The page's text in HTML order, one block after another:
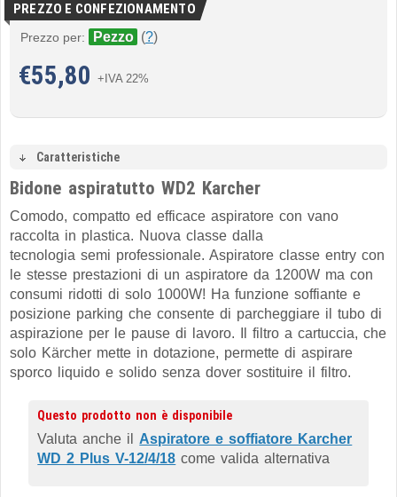
PREZZO E CONFEZIONAMENTO
Prezzo per: Pezzo (?)
€55,80 +IVA 22%
Caratteristiche
Bidone aspiratutto WD2 Karcher
Comodo, compatto ed efficace aspiratore con vano
raccolta in plastica. Nuova classe dalla
tecnologia semi professionale. Aspiratore classe entry con
le stesse prestazioni di un aspiratore da 1200W ma con
consumi ridotti di solo 1000W! Ha funzione soffiante e
posizione parking che consente di parcheggiare il tubo di
aspirazione per le pause di lavoro. Il filtro a cartuccia, che
solo Kärcher mette in dotazione, permette di aspirare
sporco liquido e solido senza dover sostituire il filtro.
Questo prodotto non è disponibile
Valuta anche il Aspiratore e soffiatore Karcher
WD 2 Plus V-12/4/18 come valida alternativa